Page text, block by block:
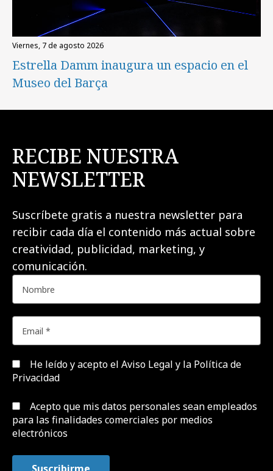
viernes, 7 de agosto 2026
Estrella Damm inaugura un espacio en el
Museo del Barça
RECIBE NUESTRA
NEWSLETTER
Suscríbete gratis a nuestra newsletter para
recibir cada día el contenido más actual sobre
creatividad, publicidad, marketing, y
comunicación.
He leído y acepto el Aviso Legal y la Política de
Privacidad
Acepto que mis datos personales sean empleados
para las finalidades comerciales por medios
electrónicos